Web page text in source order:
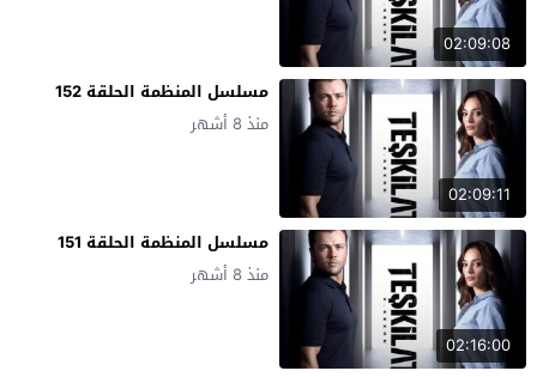
02:09:08
02:09:11
مسلسل المنظمة الحلقة 152
منذ 8 أشهر
02:16:00
مسلسل المنظمة الحلقة 151
منذ 8 أشهر